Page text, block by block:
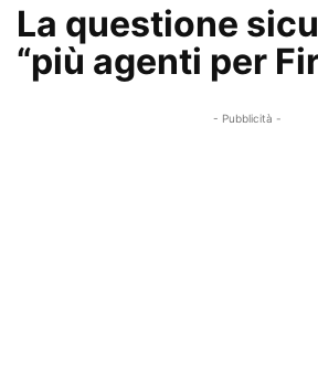
La questione
“più agenti per
- Pubblicità -